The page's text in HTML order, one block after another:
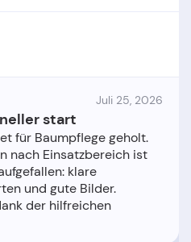
Juli 25, 2026
start
für Baumpflege geholt.
nach Einsatzbereich ist
klare
und gute Bilder.
der hilfreichen